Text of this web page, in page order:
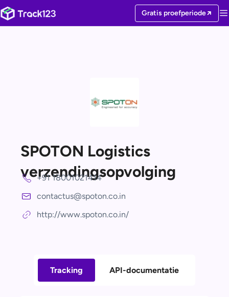
Gratis proefperiode
SPOTON Logistics
verzendingsopvolging
+91 18001021414
contactus@spoton.co.in
http://www.spoton.co.in/
Tracking API-documentatie